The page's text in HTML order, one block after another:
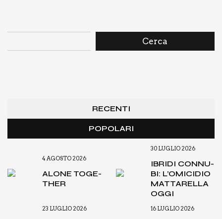
Cerca
RECENTI
POPOLARI
4 AGOSTO 2026
ALO­NE TOGE­
THER
30 LUGLIO 2026
IBRI­DI CON­NU­
BI: L’O­MI­CI­DIO
MAT­TA­REL­LA
OGGI
23 LUGLIO 2026 16 LUGLIO 2026